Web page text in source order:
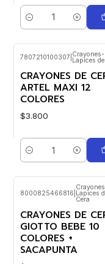
Cantidad
7807210100307 Crayones-
Lapices
CRAYONES DE
ARTEL MAXI 12
COLORES
$3.800
Cantidad
8000825466816 Lapices
Cera
CRAYONES DE
GIOTTO BEBE 10
COLORES +
SACAPUNTA